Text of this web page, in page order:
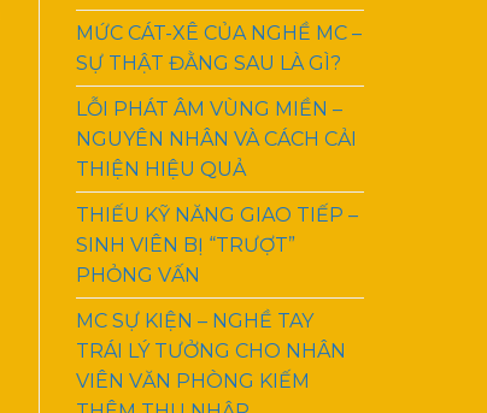
MỨC CÁT-XÊ CỦA NGHỀ MC –
SỰ THẬT ĐẰNG SAU LÀ GÌ?
LỖI PHÁT ÂM VÙNG MIỀN –
NGUYÊN NHÂN VÀ CÁCH CẢI
THIỆN HIỆU QUẢ
THIẾU KỸ NĂNG GIAO TIẾP –
SINH VIÊN BỊ “TRƯỢT”
PHỎNG VẤN
MC SỰ KIỆN – NGHỀ TAY
TRÁI LÝ TƯỞNG CHO NHÂN
VIÊN VĂN PHÒNG KIẾM